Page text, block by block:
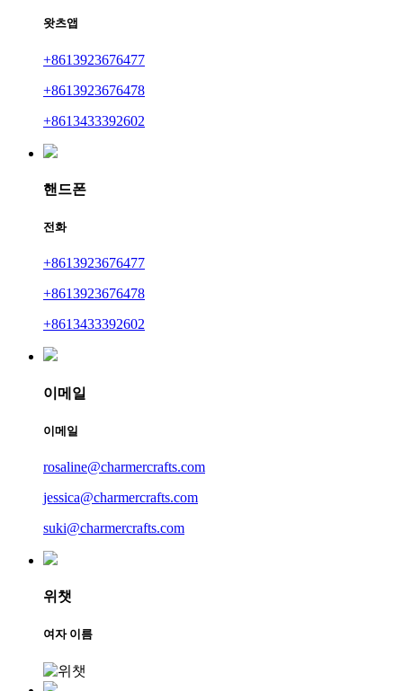
왓츠앱
+8613923676477
+8613923676478
+8613433392602
핸드폰
전화
+8613923676477
+8613923676478
+8613433392602
이메일
이메일
rosaline@charmercrafts.com
jessica@charmercrafts.com
suki@charmercrafts.com
위챗
여자 이름